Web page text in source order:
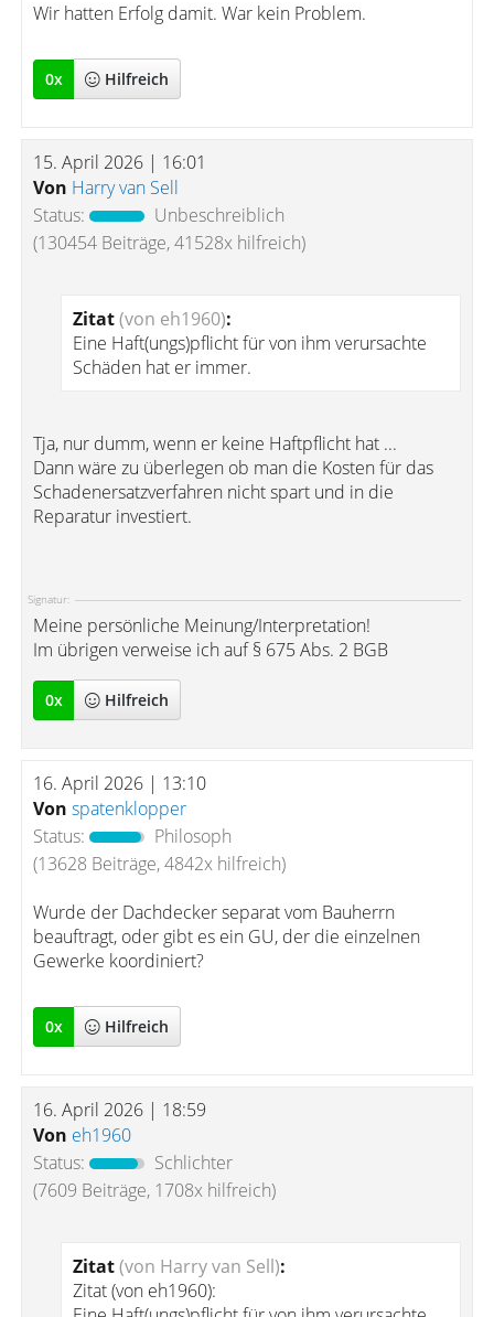
Wir hatten Erfolg damit. War kein Problem.
0x Hilfreich
15. April 2026 | 16:01
Von Harry van Sell
Status:
Unbeschreiblich
(130454 Beiträge, 41528x hilfreich)
Zitat(von eh1960):
Eine Haft(ungs)pflicht für von ihm verursachte
Schäden hat er immer.
Tja, nur dumm, wenn er keine Haftpflicht hat ...
Dann wäre zu überlegen ob man die Kosten für das
Schadenersatzverfahren nicht spart und in die
Reparatur investiert.
Signatur:
Meine persönliche Meinung/Interpretation!
Im übrigen verweise ich auf § 675 Abs. 2 BGB
0x Hilfreich
16. April 2026 | 13:10
Von spatenklopper
Status:
Philosoph
(13628 Beiträge, 4842x hilfreich)
Wurde der Dachdecker separat vom Bauherrn
beauftragt, oder gibt es ein GU, der die einzelnen
Gewerke koordiniert?
0x Hilfreich
16. April 2026 | 18:59
Von eh1960
Status:
Schlichter
(7609 Beiträge, 1708x hilfreich)
Zitat(von Harry van Sell):
Zitat (von eh1960):